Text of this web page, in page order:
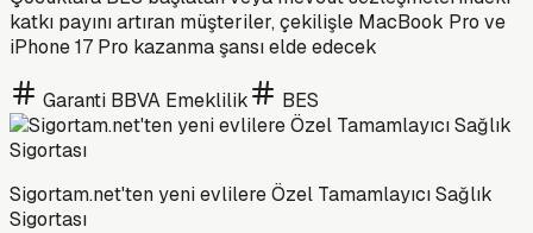
katkı payını artıran müşteriler, çekilişle MacBook Pro ve
iPhone 17 Pro kazanma şansı elde edecek
Garanti BBVA Emeklilik BES
Sigortam.net'ten yeni evlilere Özel Tamamlayıcı Sağlık
Sigortası